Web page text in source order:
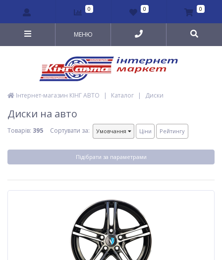
0 0 0
МЕНЮ
Інтернет-магазин КІНГ АВТО | Каталог | Диски
Диски на авто
Товарів: 395 Сортувати за: Умовчання Ціни Рейтингу
Підібрати за параметрами